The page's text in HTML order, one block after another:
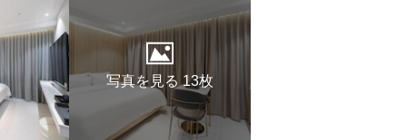
写真を見る 13枚